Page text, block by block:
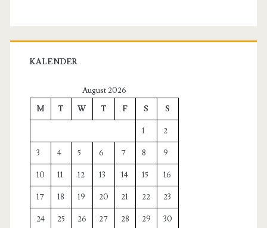
KALENDER
August 2026
M
T W T F S S
1 2
3 4 5 6 7 8 9
10 11 12 13 14 15 16
17 18 19 20 21 22 23
24 25 26 27 28 29 30